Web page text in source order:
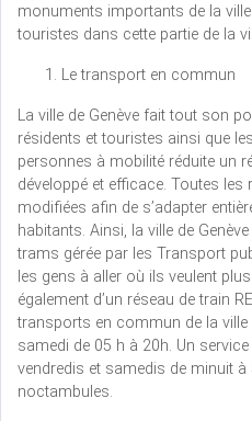
monuments importants de la
touristes dans cette partie de la
Le transport en commun
La ville de Genève fait tout son
résidents et touristes ainsi que
personnes à mobilité réduite un
développé et efficace. Toutes les
modifiées afin de s’adapter
habitants. Ainsi, la ville de
trams gérée par les Transport
les gens à aller où ils veulent
également d’un réseau de train
transports en commun de la
samedi de 05 h à 20h. Un
vendredis et samedis de minuit
noctambules.